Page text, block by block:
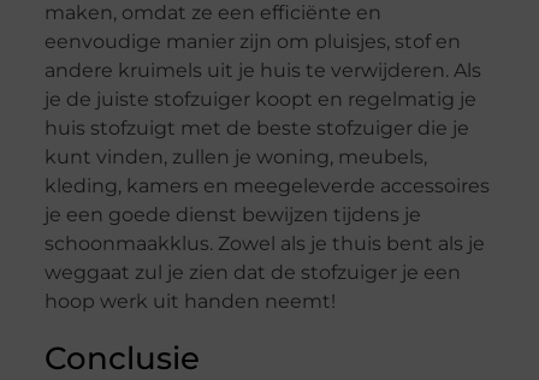
maken, omdat ze een efficiënte en
eenvoudige manier zijn om pluisjes, stof en
andere kruimels uit je huis te verwijderen. Als
je de juiste stofzuiger koopt en regelmatig je
huis stofzuigt met de beste stofzuiger die je
kunt vinden, zullen je woning, meubels,
kleding, kamers en meegeleverde accessoires
je een goede dienst bewijzen tijdens je
schoonmaakklus. Zowel als je thuis bent als je
weggaat zul je zien dat de stofzuiger je een
hoop werk uit handen neemt!
Conclusie